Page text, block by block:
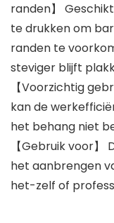
randen】
te drukken om
randen te
steviger blijft
【Voorzichtig
kan de
het behang niet
【Gebruik voor
het aanbrengen
het-zelf of